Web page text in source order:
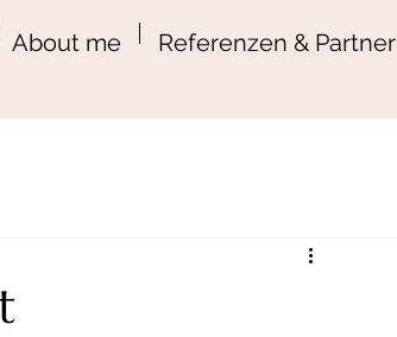
About me Referenzen & Partner